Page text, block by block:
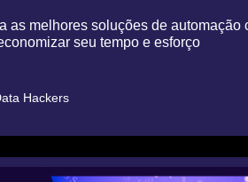
as melhores soluções de automação
seu tempo e esforço
Hackers